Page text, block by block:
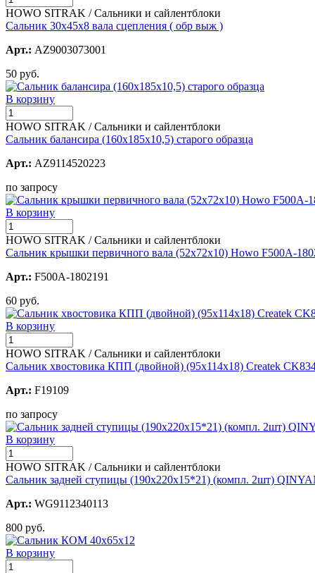
HOWO SITRAK / Сальники и сайлентблоки
Сальник 30х45х8 вала сцепления ( обр выж )
Арт.: AZ9003073001
50 руб.
В корзину
HOWO SITRAK / Сальники и сайлентблоки
Сальник балансира (160х185х10,5) старого образца
Арт.: AZ9114520223
по запросу
В корзину
HOWO SITRAK / Сальники и сайлентблоки
Сальник крышки первичного вала (52x72x10) Howo F500A-
Арт.: F500A-1802191
60 руб.
В корзину
HOWO SITRAK / Сальники и сайлентблоки
Сальник хвостовика КПП (двойной) (95х114х18) Createk
Арт.: F19109
по запросу
В корзину
HOWO SITRAK / Сальники и сайлентблоки
Сальник задней ступицы (190х220х15*21) (компл. 2шт)
Арт.: WG9112340113
800 руб.
В корзину